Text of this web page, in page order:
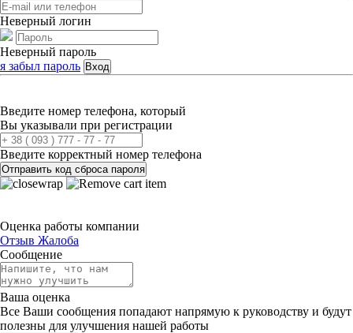
Неверный логин
Неверный пароль
я забыл пароль Вход
Введите номер телефона, который
Вы указывали при регистрации
Введите корректный номер телефона
Отправить код сброса пароля
Оценка работы компании
Отзыв Жалоба
Сообщение
Ваша оценка
Все Ваши сообщения попадают напрямую к руководству и будут
полезны для улучшения нашей работы